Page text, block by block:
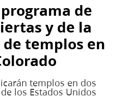
de
y de la
templos en
templos en dos
los Estados Unidos